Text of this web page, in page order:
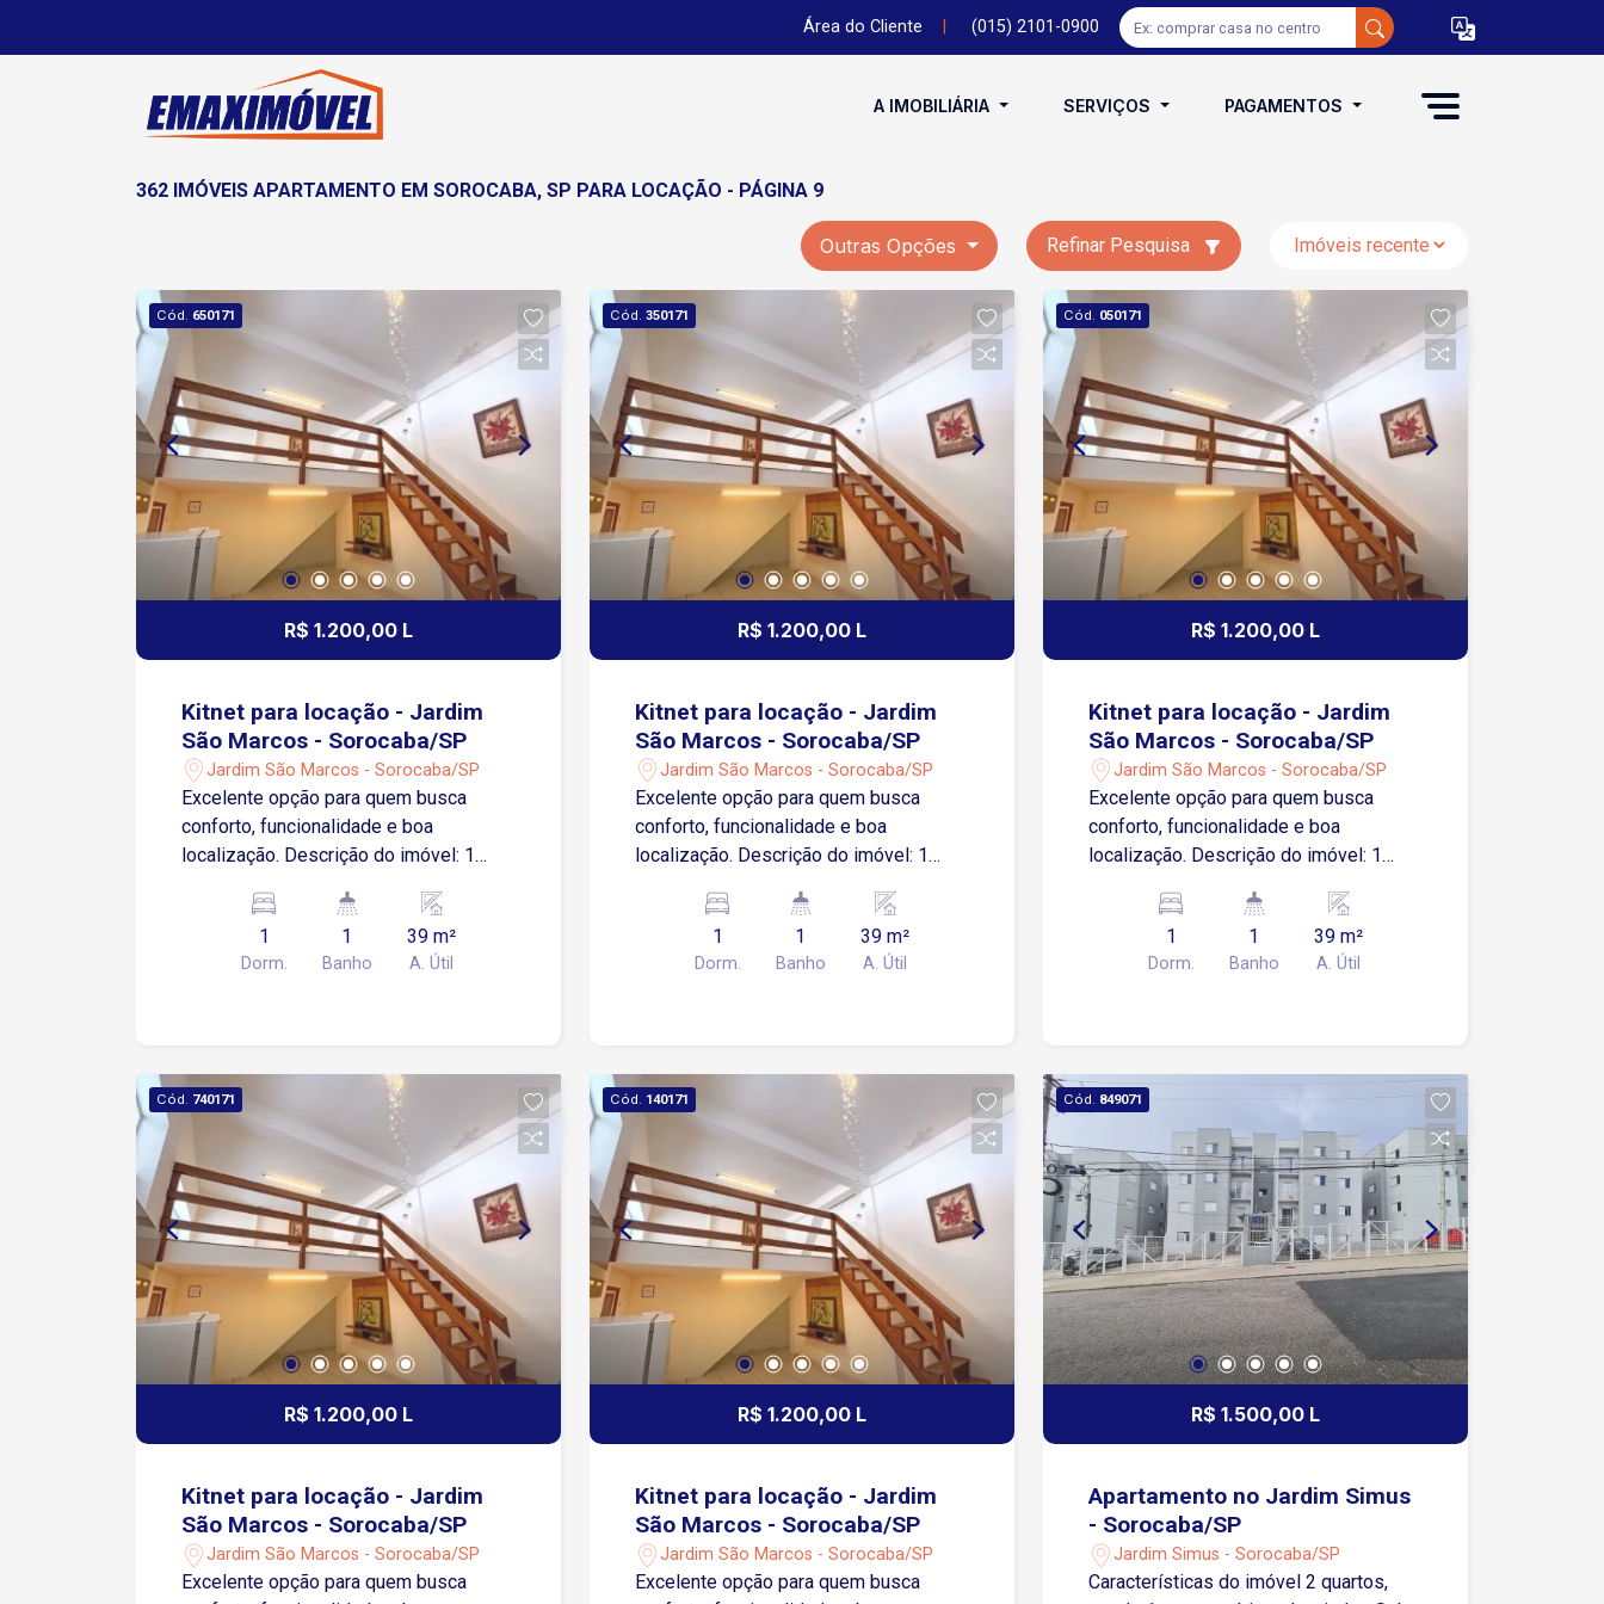
Área do Cliente (015) 2101-0900
A IMOBILIÁRIA SERVIÇOS PAGAMENTOS
362 IMÓVEIS APARTAMENTO EM SOROCABA, SP PARA LOCAÇÃO - PÁGINA 9
Outras Opções Refinar Pesquisa
Cód. 650171
R$ 1.200,00 L
Kitnet para locação - Jardim
São Marcos - Sorocaba/SP
Jardim São Marcos - Sorocaba/SP
Excelente opção para quem busca
conforto, funcionalidade e boa
localização. Descrição do imóvel: 1
bem ventilada Cozinha com armários 1
banheiro social Área de serviço
separada Ambientes bem iluminados e
avenidas Washington Luiz e General
Carneiro estão a cerca de 10 minutos
de carro, concentrando comércio,
serviços e linhas de transporte. Agende
já sua visita e venha conhecer!
1
Dorm.
1
Banho
39 m²
A. Útil
Cód. 350171
R$ 1.200,00 L
Kitnet para locação - Jardim
São Marcos - Sorocaba/SP
Jardim São Marcos - Sorocaba/SP
Excelente opção para quem busca
conforto, funcionalidade e boa
localização. Descrição do imóvel: 1
bem ventilada Cozinha com armários 1
banheiro social Área de serviço
separada Ambientes bem iluminados e
avenidas Washington Luiz e General
Carneiro estão a cerca de 10 minutos
de carro, concentrando comércio,
serviços e linhas de transporte. Agende
já sua visita e venha conhecer!
1
Dorm.
1
Banho
39 m²
A. Útil
Cód. 050171
R$ 1.200,00 L
Kitnet para locação - Jardim
São Marcos - Sorocaba/SP
Jardim São Marcos - Sorocaba/SP
Excelente opção para quem busca
conforto, funcionalidade e boa
localização. Descrição do imóvel: 1
bem ventilada Cozinha com armários 1
banheiro social Área de serviço
separada Ambientes bem iluminados e
avenidas Washington Luiz e General
Carneiro estão a cerca de 10 minutos
de carro, concentrando comércio,
serviços e linhas de transporte. Agende
já sua visita e venha conhecer!
1
Dorm.
1
Banho
39 m²
A. Útil
Cód. 740171
R$ 1.200,00 L
Kitnet para locação - Jardim
São Marcos - Sorocaba/SP
Jardim São Marcos - Sorocaba/SP
Excelente opção para quem busca
Cód. 140171
R$ 1.200,00 L
Kitnet para locação - Jardim
São Marcos - Sorocaba/SP
Jardim São Marcos - Sorocaba/SP
Excelente opção para quem busca
Cód. 849071
R$ 1.500,00 L
Apartamento no Jardim Simus
- Sorocaba/SP
Jardim Simus - Sorocaba/SP
Características do imóvel 2 quartos,